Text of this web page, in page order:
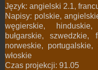
Język: angielski 2.1,
Napisy: polskie,
węgierskie,
bułgarskie, szwedzkie,
norweskie,
włoskie
Czas projekcji: 91.05